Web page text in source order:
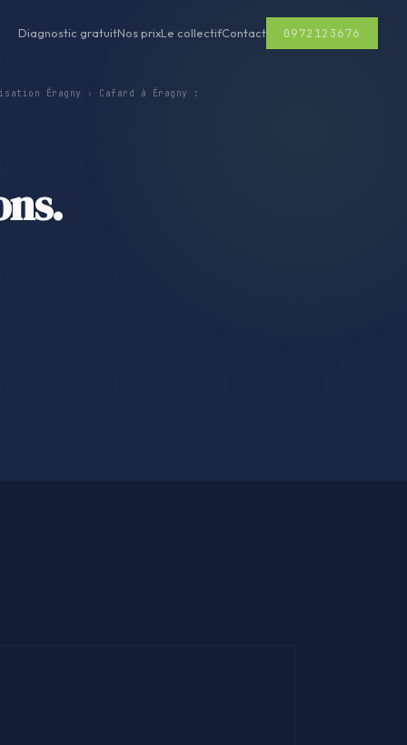
Diagnostic gratuitNos prixLe collectifContact 0972123676
Éragny › Cafard à Éragny :